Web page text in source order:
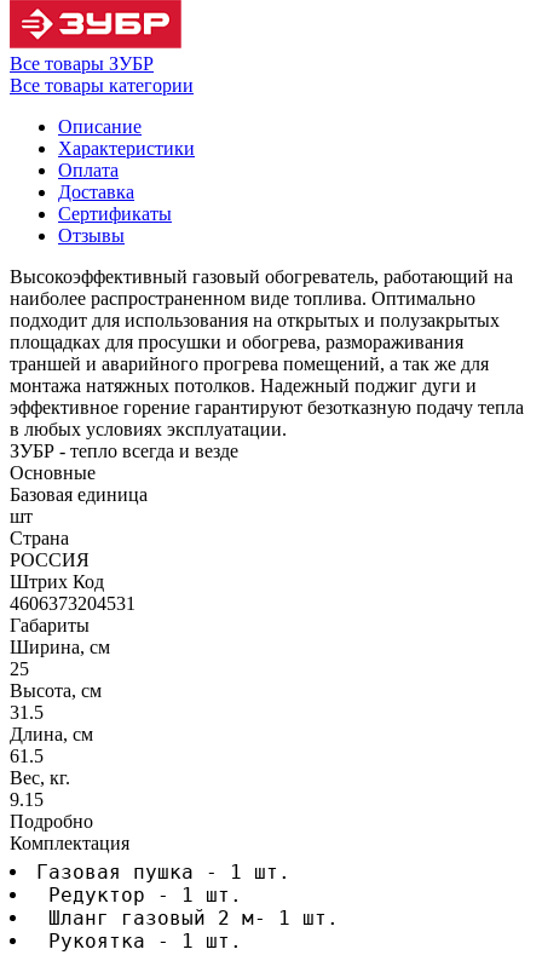
Все товары ЗУБР
Все товары категории
Описание
Характеристики
Оплата
Доставка
Сертификаты
Отзывы
Высокоэффективный газовый обогреватель, работающий на
наиболее распространенном виде топлива. Оптимально
подходит для использования на открытых и полузакрытых
площадках для просушки и обогрева, размораживания
траншей и аварийного прогрева помещений, а так же для
монтажа натяжных потолков. Надежный поджиг дуги и
эффективное горение гарантируют безотказную подачу тепла
в любых условиях эксплуатации.
ЗУБР - тепло всегда и везде
Основные
Базовая единица
шт
Страна
РОССИЯ
Штрих Код
4606373204531
Габариты
Ширина, см
25
Высота, см
31.5
Длина, см
61.5
Вес, кг.
9.15
Подробно
Комплектация
Газовая пушка - 1 шт.
Редуктор - 1 шт.
Шланг газовый 2 м- 1 шт.
Рукоятка - 1 шт.